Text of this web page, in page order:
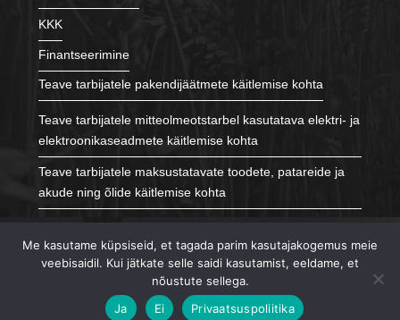
KKK
Finantseerimine
Teave tarbijatele pakendijäätmete käitlemise kohta
Teave tarbijatele mitteolmeotstarbel kasutatava elektri- ja
elektroonikaseadmete käitlemise kohta
Teave tarbijatele maksustatavate toodete, patareide ja
akude ning õlide käitlemise kohta
JÄLGI MEID
Me kasutame küpsiseid, et tagada parim kasutajakogemus meie
veebisaidil. Kui jätkate selle saidi kasutamist, eeldame, et
nõustute sellega.
Ja
Ei Privaatsuspoliitika